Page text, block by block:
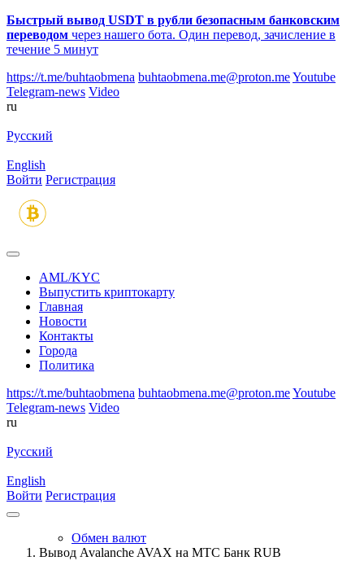
Быстрый вывод USDT в рубли безопасным банковским
переводом через нашего бота. Один перевод, зачисление в
течение 5 минут
https://t.me/buhtaobmena buhtaobmena.me@proton.meYoutube
Telegram-news Video
ru
Русский
English
Войти Регистрация
AML/KYC
Выпустить криптокарту
Главная
Новости
Контакты
Города
Политика
https://t.me/buhtaobmena buhtaobmena.me@proton.meYoutube
Telegram-news Video
ru
Русский
English
Войти Регистрация
Обмен валют
Вывод Avalanche AVAX на МТС Банк RUB